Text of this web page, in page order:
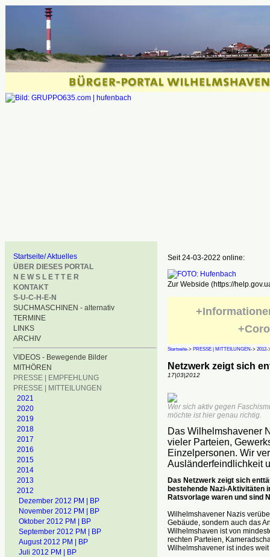
Startseite/ Aktuelles
ÜBER DIESES PORTAL
N E W S L E T T E R
KONTAKT
S-U-C-H-E-N
SUCHMASCHINEN - alternativ
TERMINE
LINKS
ARCHIV
VIDEOS - Bewegende Bilder
MITHÖREN
PRESSE | EMPFEHLUNG
PRESSE | MITTEILUNGEN
2021
2020
2019
2018
2017
2016
2015
2014
2013
2012
Dezember 2012 PM | BP
November 2012 PM | BP
Oktober 2012 PM | BP
September 2012 PM | BP
August 2012 PM | BP
Juli 2012 PM | BP
Seit 24-03-2022 online:
Zur Webside (https://
Startseite-> PRESSE | MITTEILUNGEN-> 2012-
Netzwerk zeigt sich
17|03|2012
Wer sich aktiv gegen
möchte ist hier genau richtig.
Das Wilhelmshavener
vieler Parteien,
Einzelpersonen. Wir
Ausländerfeindlichkeit
Das Netzwerk zeigt sich
bestehende Nazi-Aktivitäten
Ratsvorlage waren und sind
Wilhelmshavener Nazis
Gebäude, sondern auch das
Wilhelmshaven ist von
rechten Parteien,
Wilhelmshavener ist indes weit